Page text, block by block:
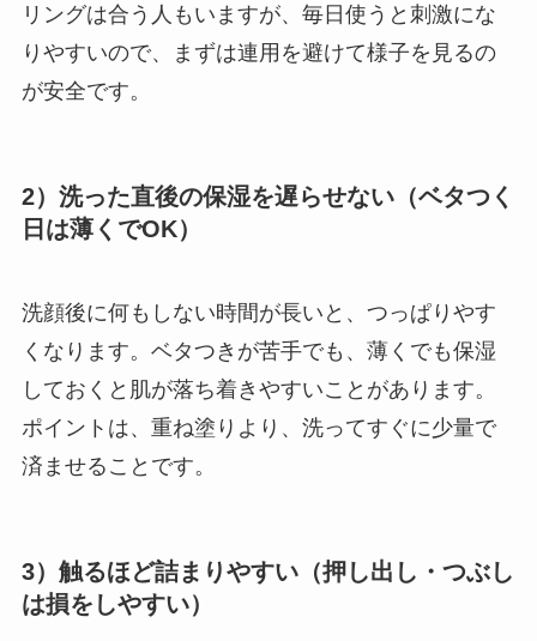
リングは合う人もいますが、毎日使うと刺激にな
りやすいので、まずは連用を避けて様子を見るの
が安全です。
2）洗った直後の保湿を遅らせない（ベタつく
日は薄くでOK）
洗顔後に何もしない時間が長いと、つっぱりやす
くなります。ベタつきが苦手でも、薄くでも保湿
しておくと肌が落ち着きやすいことがあります。
ポイントは、重ね塗りより、洗ってすぐに少量で
済ませることです。
3）触るほど詰まりやすい（押し出し・つぶし
は損をしやすい）